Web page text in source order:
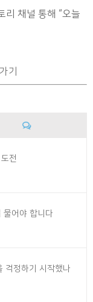
리 채널 통해 “오늘
기
전
물어야 합니다
걱정하기 시작했나